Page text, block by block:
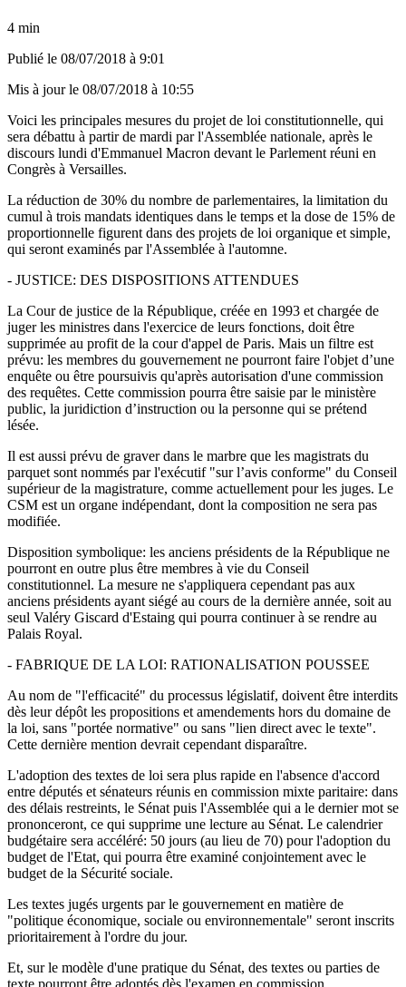
4 min
Publié le 08/07/2018 à 9:01
Mis à jour le 08/07/2018 à 10:55
Voici les principales mesures du projet de loi constitutionnelle, qui
sera débattu à partir de mardi par l'Assemblée nationale, après le
discours lundi d'Emmanuel Macron devant le Parlement réuni en
Congrès à Versailles.
La réduction de 30% du nombre de parlementaires, la limitation du
cumul à trois mandats identiques dans le temps et la dose de 15% de
proportionnelle figurent dans des projets de loi organique et simple,
qui seront examinés par l'Assemblée à l'automne.
- JUSTICE: DES DISPOSITIONS ATTENDUES
La Cour de justice de la République, créée en 1993 et chargée de
juger les ministres dans l'exercice de leurs fonctions, doit être
supprimée au profit de la cour d'appel de Paris. Mais un filtre est
prévu: les membres du gouvernement ne pourront faire l'objet d’une
enquête ou être poursuivis qu'après autorisation d'une commission
des requêtes. Cette commission pourra être saisie par le ministère
public, la juridiction d’instruction ou la personne qui se prétend
lésée.
Il est aussi prévu de graver dans le marbre que les magistrats du
parquet sont nommés par l'exécutif "sur l’avis conforme" du Conseil
supérieur de la magistrature, comme actuellement pour les juges. Le
CSM est un organe indépendant, dont la composition ne sera pas
modifiée.
Disposition symbolique: les anciens présidents de la République ne
pourront en outre plus être membres à vie du Conseil
constitutionnel. La mesure ne s'appliquera cependant pas aux
anciens présidents ayant siégé au cours de la dernière année, soit au
seul Valéry Giscard d'Estaing qui pourra continuer à se rendre au
Palais Royal.
- FABRIQUE DE LA LOI: RATIONALISATION POUSSEE
Au nom de "l'efficacité" du processus législatif, doivent être interdits
dès leur dépôt les propositions et amendements hors du domaine de
la loi, sans "portée normative" ou sans "lien direct avec le texte".
Cette dernière mention devrait cependant disparaître.
L'adoption des textes de loi sera plus rapide en l'absence d'accord
entre députés et sénateurs réunis en commission mixte paritaire: dans
des délais restreints, le Sénat puis l'Assemblée qui a le dernier mot se
prononceront, ce qui supprime une lecture au Sénat. Le calendrier
budgétaire sera accéléré: 50 jours (au lieu de 70) pour l'adoption du
budget de l'Etat, qui pourra être examiné conjointement avec le
budget de la Sécurité sociale.
Les textes jugés urgents par le gouvernement en matière de
"politique économique, sociale ou environnementale" seront inscrits
prioritairement à l'ordre du jour.
Et, sur le modèle d'une pratique du Sénat, des textes ou parties de
texte pourront être adoptés dès l'examen en commission.